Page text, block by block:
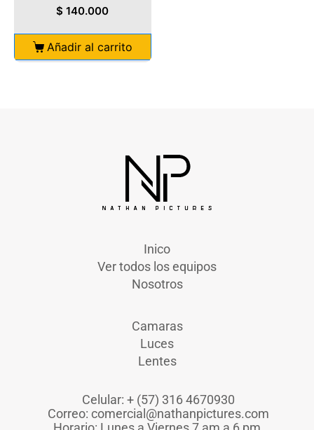
$ 140.000
Añadir al carrito
Inico
Ver todos los equipos
Nosotros
Camaras
Luces
Lentes
Celular: + (57) 316 4670930
Correo: comercial@nathanpictures.com